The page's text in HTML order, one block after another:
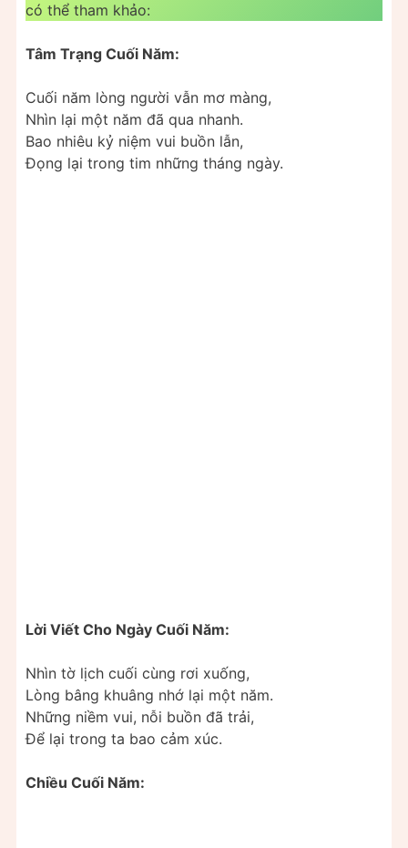
có thể tham khảo:
Tâm Trạng Cuối Năm:
Cuối năm lòng người vẫn mơ màng,
Nhìn lại một năm đã qua nhanh.
Bao nhiêu kỷ niệm vui buồn lẫn,
Đọng lại trong tim những tháng ngày.
Lời Viết Cho Ngày Cuối Năm:
Nhìn tờ lịch cuối cùng rơi xuống,
Lòng bâng khuâng nhớ lại một năm.
Những niềm vui, nỗi buồn đã trải,
Để lại trong ta bao cảm xúc.
Chiều Cuối Năm: